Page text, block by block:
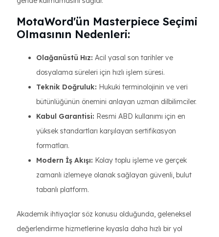
MotaWord'ün Masterpiece Seçimi
Olmasının Nedenleri:
Olağanüstü Hız: Acil yasal son tarihler ve
dosyalama süreleri için hızlı işlem süresi.
Teknik Doğruluk: Hukuki terminolojinin ve veri
bütünlüğünün önemini anlayan uzman dilbilimciler.
Kabul Garantisi: Resmi ABD kullanımı için en
yüksek standartları karşılayan sertifikasyon
formatları.
Modern İş Akışı: Kolay toplu işleme ve gerçek
zamanlı izlemeye olanak sağlayan güvenli, bulut
tabanlı platform.
Akademik ihtiyaçlar söz konusu olduğunda, geleneksel
değerlendirme hizmetlerine kıyasla daha hızlı bir yol